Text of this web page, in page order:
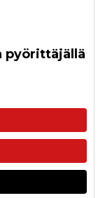
pyörittäjällä